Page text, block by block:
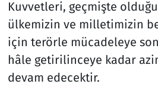
Kuvvetleri, geçmişte
ülkemizin ve milletimizin
için terörle mücadeleye
hâle getirilinceye kadar
devam edecektir.